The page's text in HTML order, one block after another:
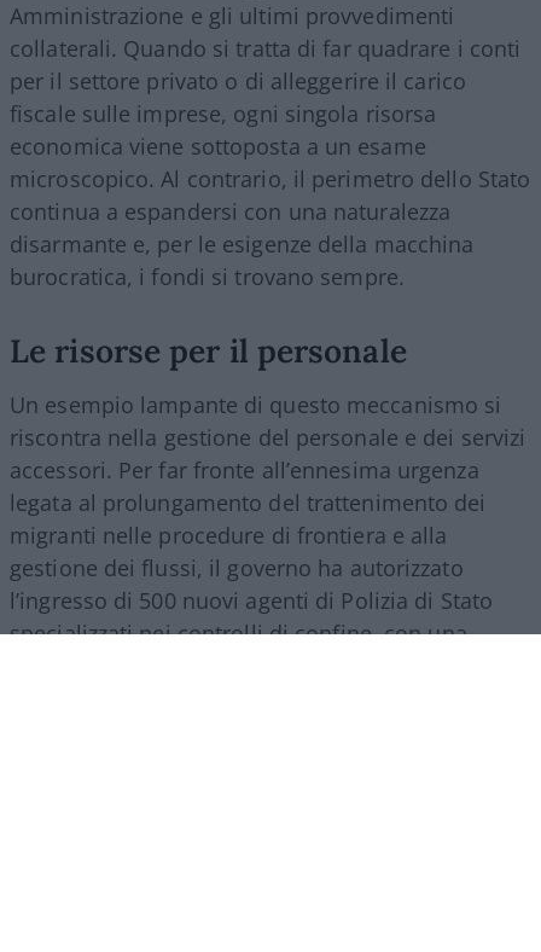
Amministrazione e gli ultimi provvedimenti
collaterali. Quando si tratta di far quadrare i conti
per il settore privato o di alleggerire il carico
fiscale sulle imprese, ogni singola risorsa
economica viene sottoposta a un esame
microscopico. Al contrario, il perimetro dello Stato
continua a espandersi con una naturalezza
disarmante e, per le esigenze della macchina
burocratica, i fondi si trovano sempre.
Le risorse per il personale
Un esempio lampante di questo meccanismo si
riscontra nella gestione del personale e dei servizi
accessori. Per far fronte all’ennesima urgenza
legata al prolungamento del trattenimento dei
migranti nelle procedure di frontiera e alla
gestione dei flussi, il governo ha autorizzato
l’ingresso di 500 nuovi agenti di Polizia di Stato
specializzati nei controlli di confine, con una